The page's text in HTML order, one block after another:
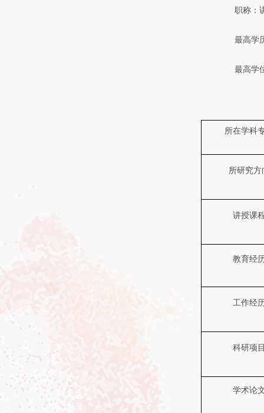
职称：
最高学
最高学
所在学科
所研究方
讲授课
教育经
工作经
科研项
学术论